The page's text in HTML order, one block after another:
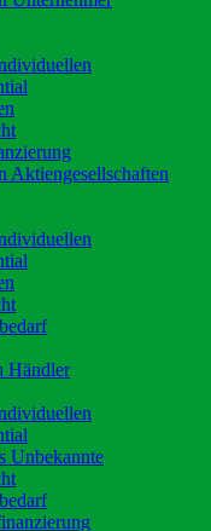
Aktiengesellschaften
Händler
Unbekannte